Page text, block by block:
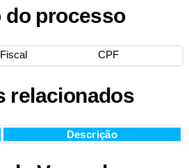
do processo
CPF
relacionados
Descrição